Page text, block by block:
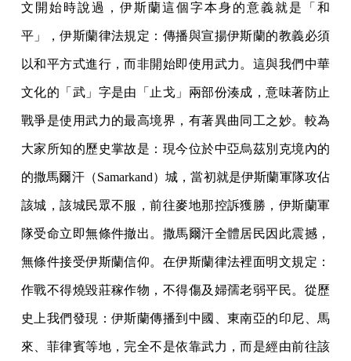
文開始時說過，伊斯蘭這個字本身的意義就是「和
平」，伊斯蘭律法規定：傳播與宣揚伊斯蘭的教義必須
以和平方式進行，而非開始即使用武力。這與我們中華
文化的「武」字是由「止戈」兩部份湊成，意味著防止
戰爭是使用武力的最高境界，有著異曲同工之妙。較為
大家所知的歷史掌故是：現今位於中亞烏茲別克境內的
的撒馬爾汗（Samarkand）城，當初就是伊斯蘭軍隊攻佔
該城，該城民眾不服，前往麥地那控訴獲勝，伊斯蘭軍
隊受命立即無條件撤出。撒馬爾汗全體居民因此震撼，
無條件接受伊斯蘭信仰。在伊斯蘭律法裡面明文規定：
作戰不得燒毀莊稼作物，不得傷及婦孺老弱平民。從歷
史上我們發現：伊斯蘭傳播到中國、東南亞的印尼、馬
來、菲律賓等地，完全不是依靠武力，而是經由前往該